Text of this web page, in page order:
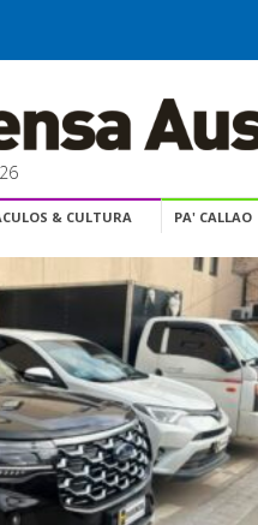
& CULTURA PA' CALLAO